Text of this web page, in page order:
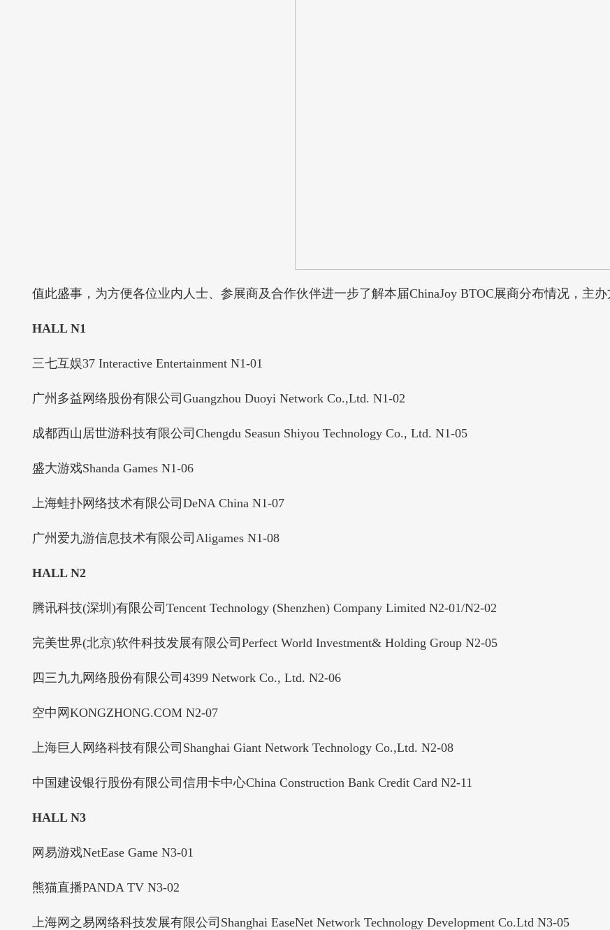
值此盛事，为方便各位业内人士、参展商及合作伙伴进一步了解本届ChinaJoy BTOC展商分布情况，主办
HALL N1
三七互娱37 Interactive Entertainment N1-01
广州多益网络股份有限公司Guangzhou Duoyi Network Co.,Ltd. N1-02
成都西山居世游科技有限公司Chengdu Seasun Shiyou Technology Co., Ltd. N1-05
盛大游戏Shanda Games N1-06
上海蛙扑网络技术有限公司DeNA China N1-07
广州爱九游信息技术有限公司Aligames N1-08
HALL N2
腾讯科技(深圳)有限公司Tencent Technology (Shenzhen) Company Limited N2-01/N2-02
完美世界(北京)软件科技发展有限公司Perfect World Investment& Holding Group N2-05
四三九九网络股份有限公司4399 Network Co., Ltd. N2-06
空中网KONGZHONG.COM N2-07
上海巨人网络科技有限公司Shanghai Giant Network Technology Co.,Ltd. N2-08
中国建设银行股份有限公司信用卡中心China Construction Bank Credit Card N2-11
HALL N3
网易游戏NetEase Game N3-01
熊猫直播PANDA TV N3-02
上海网之易网络科技发展有限公司Shanghai EaseNet Network Technology Development Co.Ltd N3-05